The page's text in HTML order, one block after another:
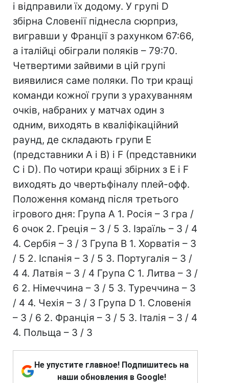
і відправили їх додому. У групі D
збірна Словенії піднесла сюрприз,
вигравши у Франції з рахунком 67:66,
а італійці обіграли поляків – 79:70.
Четвертими зайвими в цій групі
виявилися саме поляки. По три кращі
команди кожної групи з урахуванням
очків, набраних у матчах один з
одним, виходять в кваліфікаційний
раунд, де складають групи E
(представники А і В) і F (представники
C і D). По чотири кращі збірних з Е і F
виходять до чвертьфіналу плей-офф.
Положення команд після третього
ігрового дня: Група А 1. Росія – 3 гра /
6 очок 2. Греція – 3 / 5 3. Ізраїль – 3 / 4
4. Сербія – 3 / 3 Група В 1. Хорватія – 3
/ 5 2. Іспанія – 3 / 5 3. Португалія – 3 /
4 4. Латвія – 3 / 4 Група С 1. Литва – 3 /
6 2. Німеччина – 3 / 5 3. Туреччина – 3
/ 4 4. Чехія – 3 / 3 Група D 1. Словенія
– 3 / 6 2. Франція – 3 / 5 3. Італія – 3 / 4
4. Польща – 3 / 3
Не упустите главное! Подпишитесь на
наши обновления в Google!